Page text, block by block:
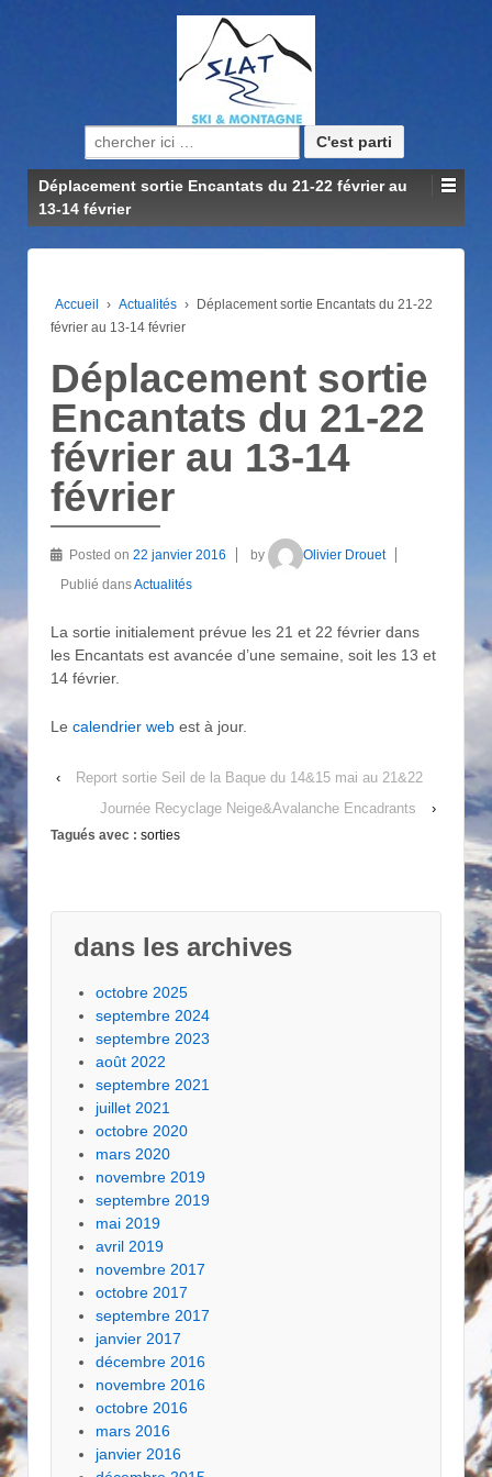
Recherche pour:
Déplacement sortie Encantats du 21-22 février au
13-14 février
Accueil › Actualités ›
Déplacement sortie Encantats du 21-22
février au 13-14 février
Déplacement sortie
Encantats du 21-22
février au 13-14
février
Posted on 22 janvier 2016 by
Olivier Drouet
Publié dansActualités
La sortie initialement prévue les 21 et 22 février dans
les Encantats est avancée d’une semaine, soit les 13 et
14 février.
Le calendrier web est à jour.
‹
Report sortie Seil de la Baque du 14&15 mai au 21&22
Journée Recyclage Neige&Avalanche Encadrants
›
Tagués avec : sorties
dans les archives
octobre 2025
septembre 2024
septembre 2023
août 2022
septembre 2021
juillet 2021
octobre 2020
mars 2020
novembre 2019
septembre 2019
mai 2019
avril 2019
novembre 2017
octobre 2017
septembre 2017
janvier 2017
décembre 2016
novembre 2016
octobre 2016
mars 2016
janvier 2016